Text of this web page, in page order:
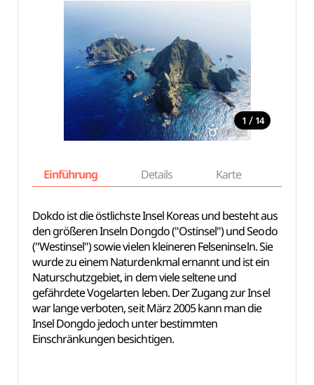
1 / 14
Einführung Details Karte
Dokdo ist die östlichste Insel Koreas und besteht aus
den größeren Inseln Dongdo ("Ostinsel") und Seodo
("Westinsel") sowie vielen kleineren Felseninseln. Sie
wurde zu einem Naturdenkmal ernannt und ist ein
Naturschutzgebiet, in dem viele seltene und
gefährdete Vogelarten leben. Der Zugang zur Insel
war lange verboten, seit März 2005 kann man die
Insel Dongdo jedoch unter bestimmten
Einschränkungen besichtigen.